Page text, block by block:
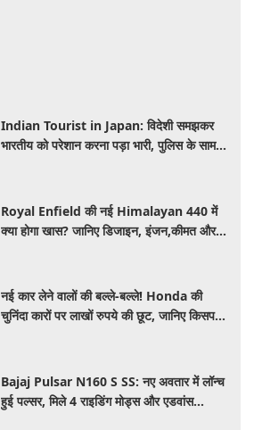
Indian Tourist in Japan: विदेशी समझकर
भारतीय को परेशान करना पड़ा भारी, पुलिस के सामने
Royal Enfield की नई Himalayan 440 में
क्या होगा खास? जानिए डिजाइन, इंजन,कीमत और
नई कार लेने वालों की बल्ले-बल्ले! Honda की
चुनिंदा कारों पर लाखों रुपये की छूट, जानिए किसपर-
Bajaj Pulsar N160 S SS: नए अवतार में लॉन्च
हुई पल्सर, मिले 4 राइडिंग मोड्स और एडवांस